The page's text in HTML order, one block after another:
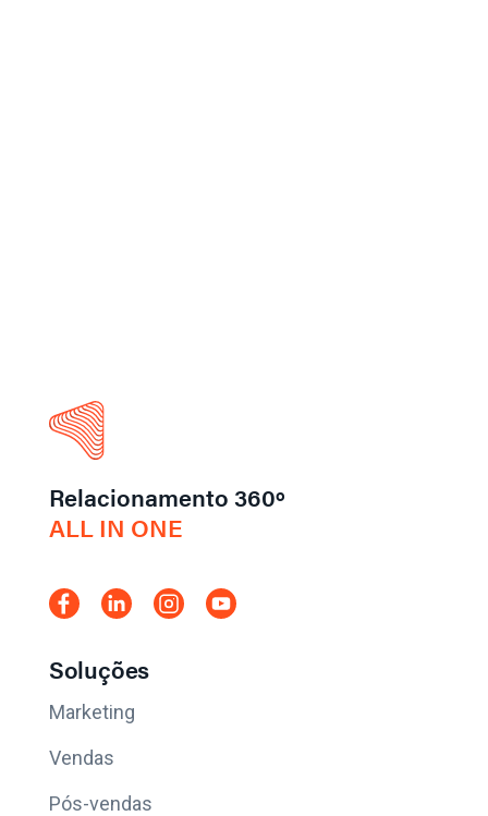
Relacionamento 360º
ALL IN ONE
Soluções
Marketing
Vendas
Pós-vendas